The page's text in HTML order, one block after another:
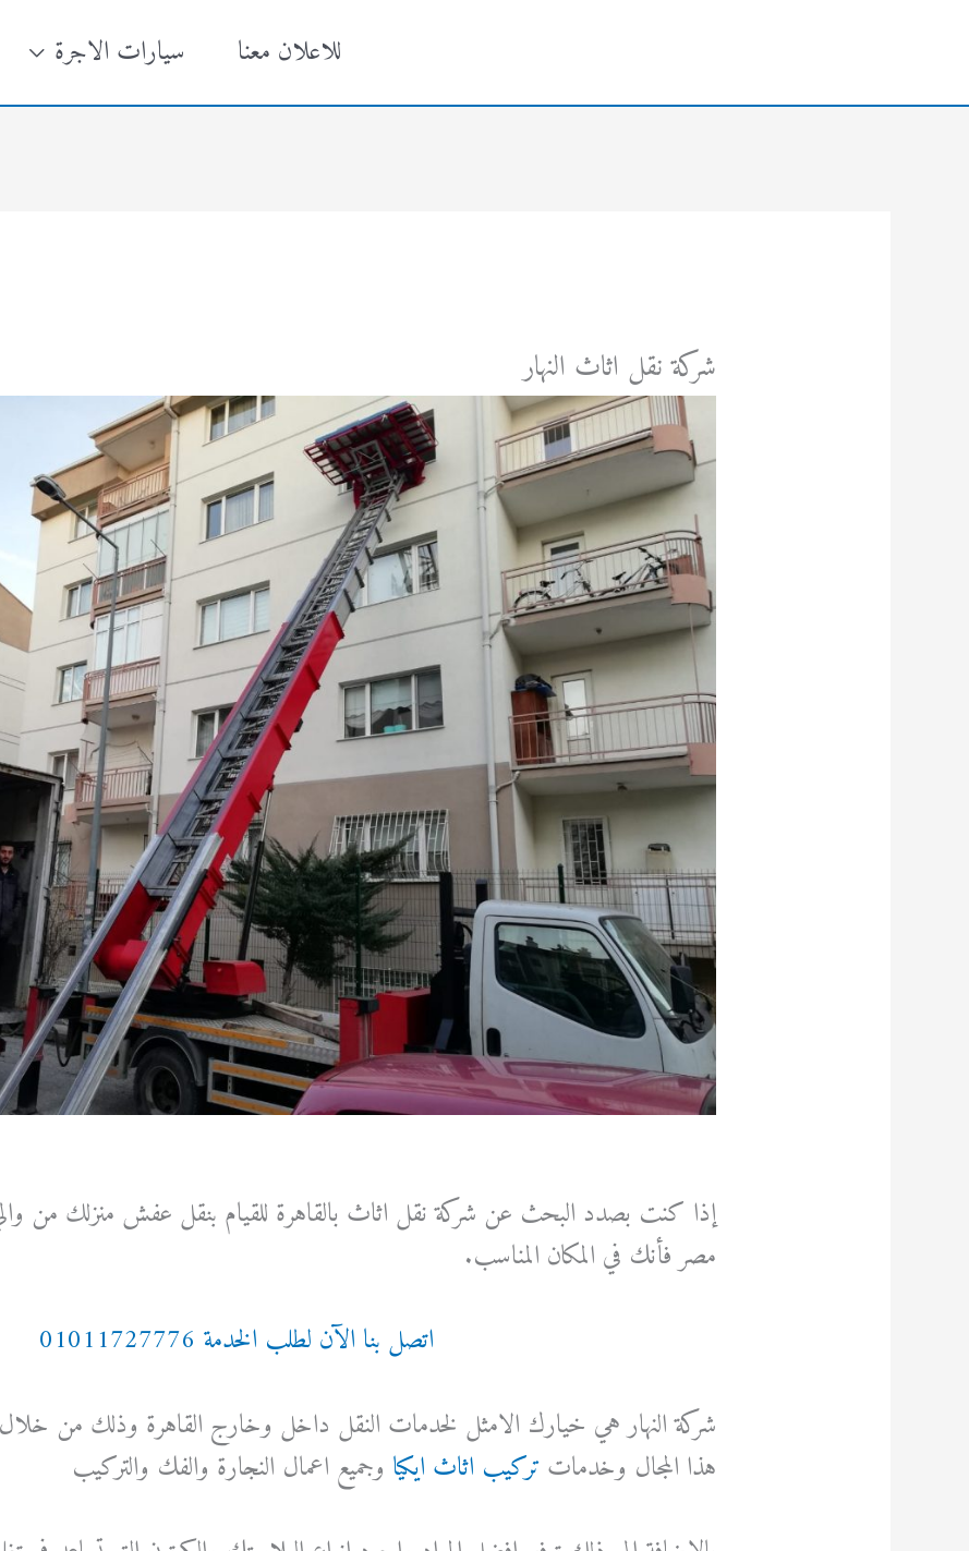
المحتوى
للاعلان معنا سيارات الاجرة
شركة نقل اثاث النهار
إذا كنت بصدد البحث عن شركة نقل اثاث بالقاهرة للقيام بنقل عفش منزلك من
مصر فأنك في المكان المناسب.
اتصل بنا الآن لطلب الخدمة 01011727776
شركة النهار هي خيارك الامثل لخدمات النقل داخل وخارج القاهرة وذلك من
هذا المجال وخدماتتركيب اثاث ايكيا وجميع اعمال النجارة والفك والتركيب